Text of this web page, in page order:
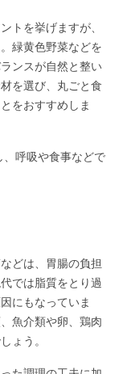
トを挙げますが、
緑黄色野菜などを
ンスが自然と整い
を選び、丸ごと食
をおすすめしま
呼吸や食事などで
どは、胃腸の負担
では脂質をとり過
にもなっていま
魚介類や卵、鶏肉
ょう。